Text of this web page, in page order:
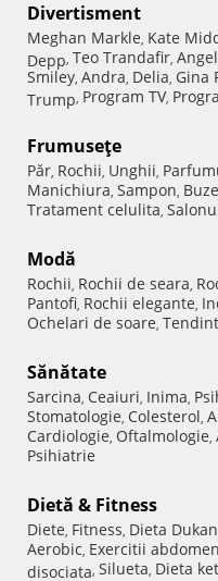
Divertisment
Meghan Markle, Kate
Depp, Teo Trandafir,
Smiley, Andra, Delia, Gina
Trump, Program TV,
Frumuseţe
Păr, Rochii, Unghii,
Manichiura, Sampon, Buze
Tratament celulita,
Modă
Rochii, Rochii de seara,
Pantofi, Rochii elegante,
Ochelari de soare,
Sănătate
Sarcina, Ceaiuri, Inima,
Stomatologie, Colesterol,
Cardiologie, Oftalmologie,
Psihiatrie
Dietă & Fitness
Diete, Fitness, Dieta Dukan
Aerobic, Exercitii abdomen
disociata, Silueta, Dieta